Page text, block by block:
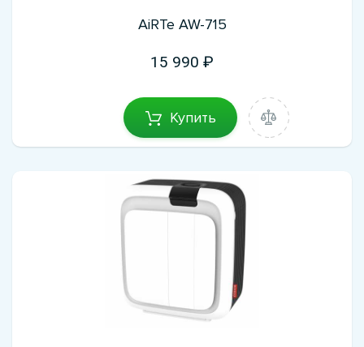
AiRTe AW-715
15 990
Купить